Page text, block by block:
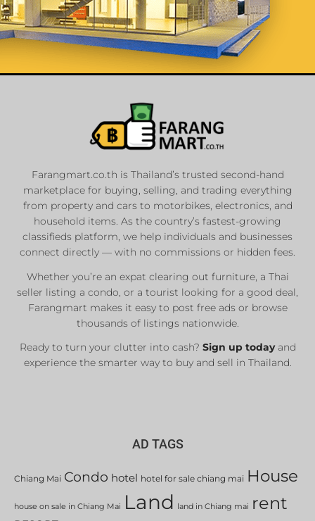
List Your
Properties
Private Sellers
Real Estate Agents
Sale & Rent
List Now
Farangmart.co.th is Thailand’s trusted second-hand
marketplace for buying, selling, and trading everything
from property and cars to motorbikes, electronics, and
household items. As the country’s fastest-growing
classifieds platform, we help individuals and businesses
connect directly — with no commissions or hidden fees.
Whether you’re an expat clearing out furniture, a Thai
seller listing a condo, or a tourist looking for a good deal,
Farangmart makes it easy to post free ads or browse
thousands of listings nationwide.
Ready to turn your clutter into cash? Sign up todayand
experience the smarter way to buy and sell in Thailand.
AD TAGS
Chiang Mai Condo hotel hotel for sale chiang mai House
house on sale in Chiang Mai Land land in Chiang mai rent